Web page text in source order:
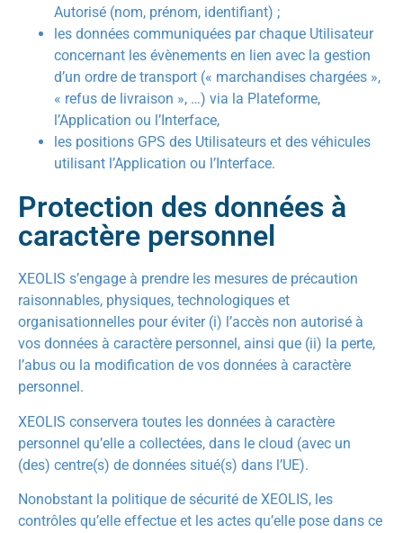
Autorisé (nom, prénom, identifiant) ;
les données communiquées par chaque Utilisateur
concernant les évènements en lien avec la gestion
d’un ordre de transport (« marchandises chargées »,
« refus de livraison », …) via la Plateforme,
l’Application ou l’Interface,
les positions GPS des Utilisateurs et des véhicules
utilisant l’Application ou l’Interface.
Protection des données à
caractère personnel
XEOLIS s’engage à prendre les mesures de précaution
raisonnables, physiques, technologiques et
organisationnelles pour éviter (i) l’accès non autorisé à
vos données à caractère personnel, ainsi que (ii) la perte,
l’abus ou la modification de vos données à caractère
personnel.
XEOLIS conservera toutes les données à caractère
personnel qu’elle a collectées, dans le cloud (avec un
(des) centre(s) de données situé(s) dans l’UE).
Nonobstant la politique de sécurité de XEOLIS, les
contrôles qu’elle effectue et les actes qu’elle pose dans ce